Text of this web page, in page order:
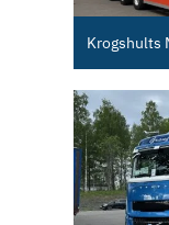
Krogshults